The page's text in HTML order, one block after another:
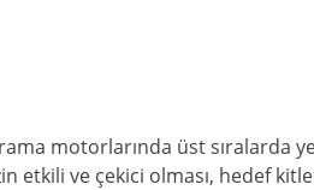
motorlarında üst sıralarda
etkili ve çekici olması, hedef